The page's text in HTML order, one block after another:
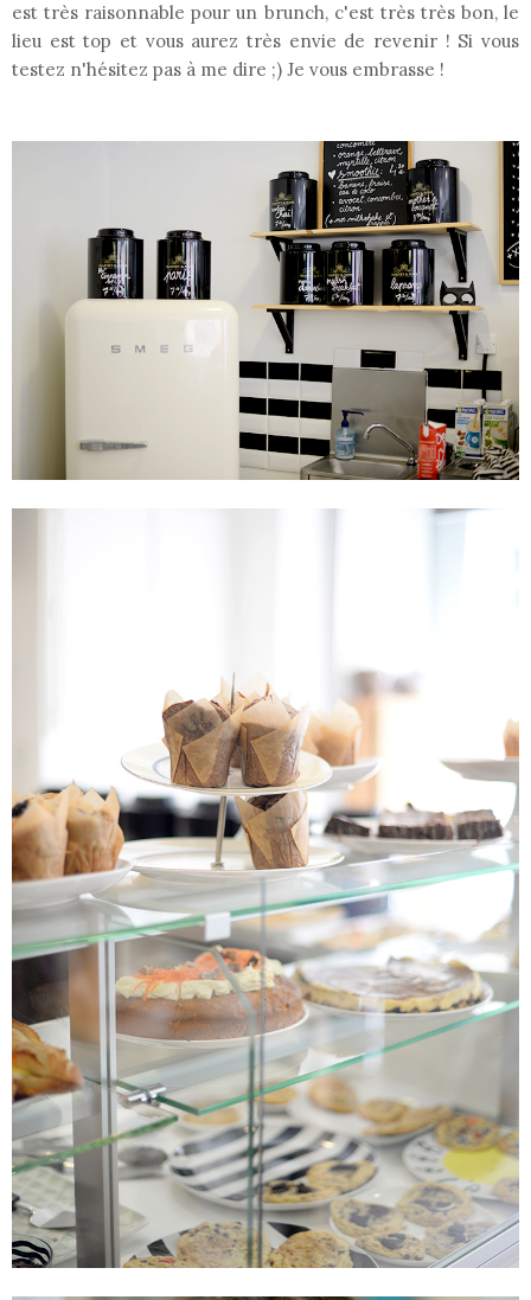
est très raisonnable pour un brunch, c'est très très bon, le
lieu est top et vous aurez très envie de revenir ! Si vous
testez n'hésitez pas à me dire ;) Je vous embrasse !